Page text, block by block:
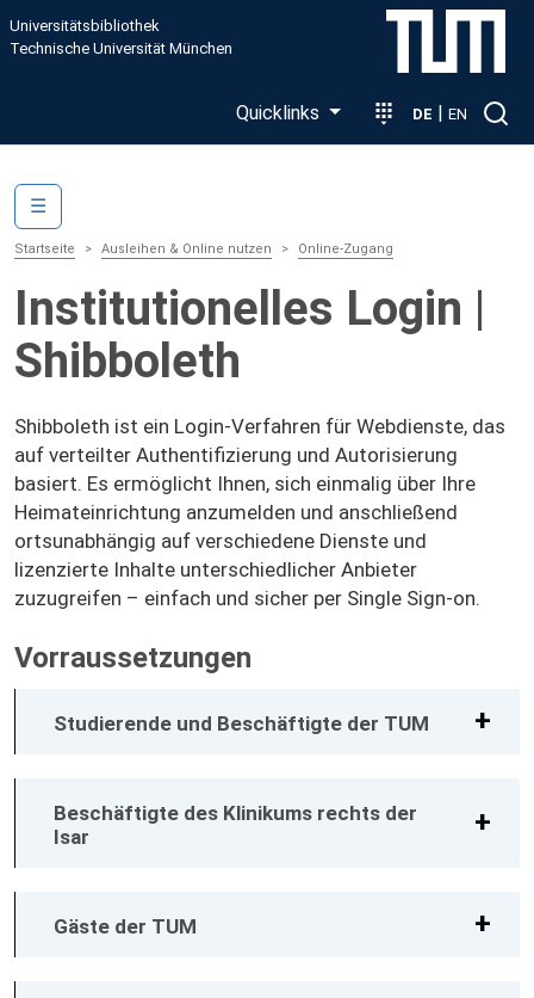
Direkt zum Inhalt
Universitätsbibliothek
Technische Universität München
Quicklinks DE | EN
Startseite Ausleihen & Online nutzen Online-Zugang
Institutionelles Login |
Shibboleth
Shibboleth ist ein Login-Verfahren für Webdienste, das
auf verteilter Authentifizierung und Autorisierung
basiert. Es ermöglicht Ihnen, sich einmalig über Ihre
Heimateinrichtung anzumelden und anschließend
ortsunabhängig auf verschiedene Dienste und
lizenzierte Inhalte unterschiedlicher Anbieter
zuzugreifen – einfach und sicher per Single Sign-on.
Vorraussetzungen
Studierende und Beschäftigte der TUM
Beschäftigte des Klinikums rechts der
Isar
Gäste der TUM
☰